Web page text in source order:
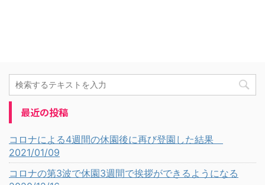
最近の投稿
コロナによる4週間の休園後に再び登園した結果
2021/01/09
コロナの第3波で休園3週間で挨拶ができるようになる